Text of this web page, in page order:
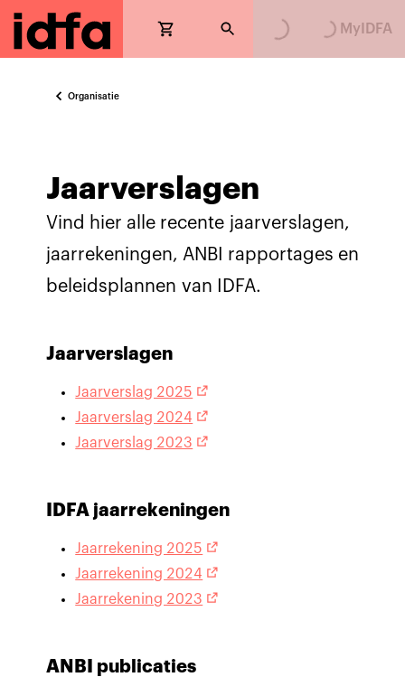
MyIDFA
Organisatie
Jaarverslagen
Vind hier alle recente jaarverslagen,
jaarrekeningen, ANBI rapportages en
beleidsplannen van IDFA.
Jaarverslagen
Jaarverslag 2025
Jaarverslag 2024
Jaarverslag 2023
IDFA jaarrekeningen
Jaarrekening 2025
Jaarrekening 2024
Jaarrekening 2023
ANBI publicaties